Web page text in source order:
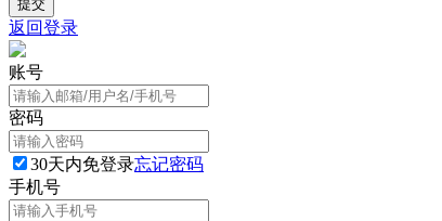
返回登录
账号
密码
30天内免登录忘记密码
手机号